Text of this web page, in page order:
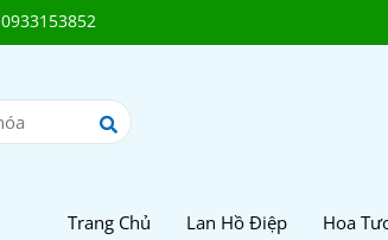
0933153852
Trang Chủ Lan Hồ Điệp Hoa